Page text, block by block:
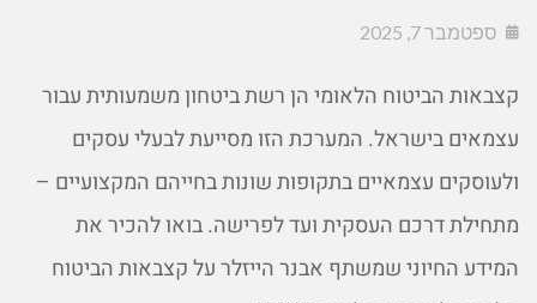
ספטמבר 7, 2025
קצבאות הביטוח הלאומי הן רשת ביטחון משמעותית עבור
עצמאים בישראל. המערכת הזו מסייעת לבעלי עסקים
ולעוסקים עצמאיים בתקופות שונות בחייהם המקצועיים –
מתחילת דרכם העסקית ועד לפרישה. בואו להכיר את
המידע החיוני שמשתף אבנר הייזלר על קצבאות הביטוח